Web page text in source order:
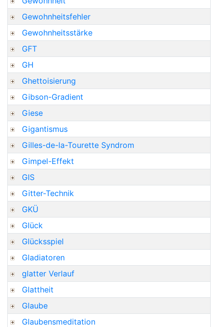
Gewohnheitsfehler
Gewohnheitsstärke
GFT
GH
Ghettoisierung
Gibson-Gradient
Giese
Gigantismus
Gilles-de-la-Tourette Syndrom
Gimpel-Effekt
GIS
Gitter-Technik
GKÜ
Glück
Glücksspiel
Gladiatoren
glatter Verlauf
Glattheit
Glaube
Glaubensmeditation